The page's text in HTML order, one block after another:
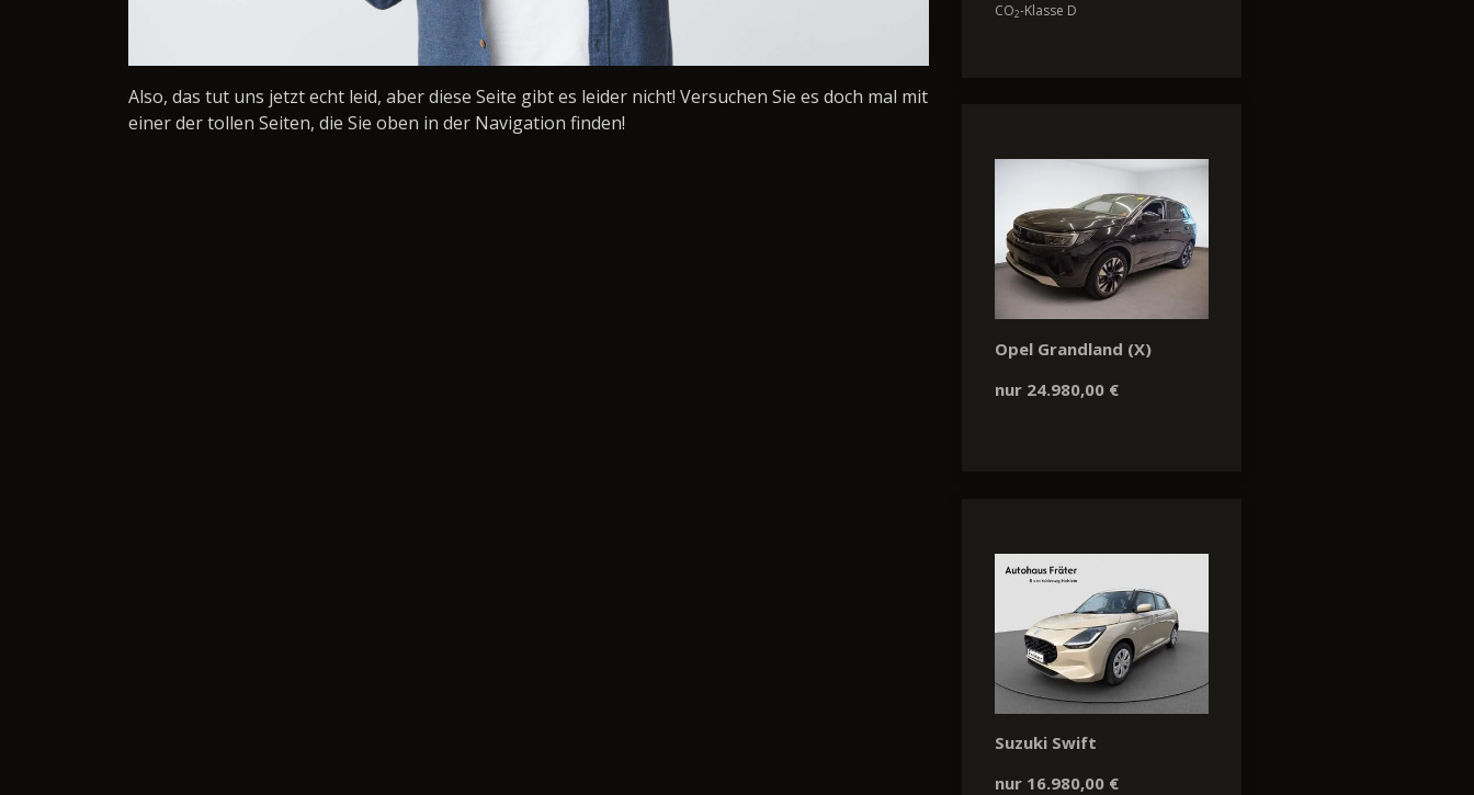
Also, das tut uns jetzt echt leid, aber diese Seite gibt es leider nicht! Versuchen Sie es doch mal mit
einer der tollen Seiten, die Sie oben in der Navigation finden!
CO2-Klasse D
Opel Grandland (X)
nur 24.980,00 €
Suzuki Swift
nur 16.980,00 €